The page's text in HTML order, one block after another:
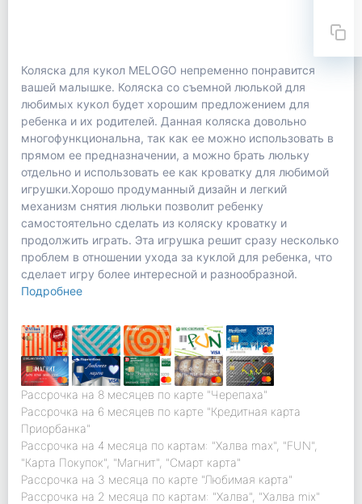
Коляска для кукол MELOGO непременно понравится
вашей малышке. Коляска со съемной люлькой для
любимых кукол будет хорошим предложением для
ребенка и их родителей. Данная коляска довольно
многофункциональна, так как ее можно использовать в
прямом ее предназначении, а можно брать люльку
отдельно и использовать ее как кроватку для любимой
игрушки.Хорошо продуманный дизайн и легкий
механизм снятия люльки позволит ребенку
самостоятельно сделать из коляску кроватку и
продолжить играть. Эта игрушка решит сразу несколько
проблем в отношении ухода за куклой для ребенка, что
сделает игру более интересной и разнообразной.
Подробнее
Рассрочка на 8 месяцев по карте "Черепаха"
Рассрочка на 6 месяцев по карте "Кредитная карта
Приорбанка"
Рассрочка на 4 месяца по картам: "Халва max", "FUN",
"Карта Покупок", "Магнит", "Смарт карта"
Рассрочка на 3 месяца по карте "Любимая карта"
Рассрочка на 2 месяца по картам: "Халва", "Халва mix"